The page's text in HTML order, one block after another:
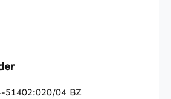
51402:020/04 BZ